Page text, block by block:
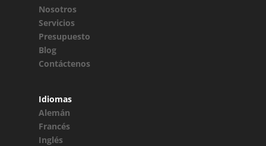
Nosotros
Servicios
Presupuesto
Blog
Contáctenos
Idiomas
Alemán
Francés
Inglés